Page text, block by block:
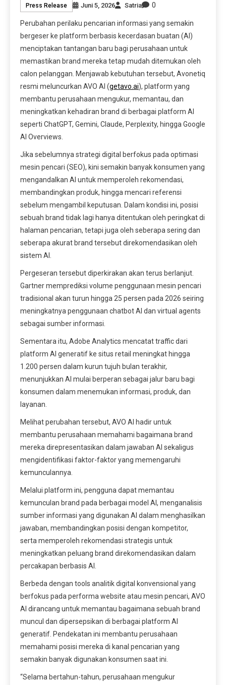
Press Release Juni 5, 2026 Satria 0
Perubahan perilaku pencarian informasi yang semakin
bergeser ke platform berbasis kecerdasan buatan (AI)
menciptakan tantangan baru bagi perusahaan untuk
memastikan brand mereka tetap mudah ditemukan oleh
calon pelanggan. Menjawab kebutuhan tersebut, Avonetiq
resmi meluncurkan AVO AI (getavo.ai), platform yang
membantu perusahaan mengukur, memantau, dan
meningkatkan kehadiran brand di berbagai platform AI
seperti ChatGPT, Gemini, Claude, Perplexity, hingga Google
AI Overviews.
Jika sebelumnya strategi digital berfokus pada optimasi
mesin pencari (SEO), kini semakin banyak konsumen yang
mengandalkan AI untuk memperoleh rekomendasi,
membandingkan produk, hingga mencari referensi
sebelum mengambil keputusan. Dalam kondisi ini, posisi
sebuah brand tidak lagi hanya ditentukan oleh peringkat di
halaman pencarian, tetapi juga oleh seberapa sering dan
seberapa akurat brand tersebut direkomendasikan oleh
sistem AI.
Pergeseran tersebut diperkirakan akan terus berlanjut.
Gartner memprediksi volume penggunaan mesin pencari
tradisional akan turun hingga 25 persen pada 2026 seiring
meningkatnya penggunaan chatbot AI dan virtual agents
sebagai sumber informasi.
Sementara itu, Adobe Analytics mencatat traffic dari
platform AI generatif ke situs retail meningkat hingga
1.200 persen dalam kurun tujuh bulan terakhir,
menunjukkan AI mulai berperan sebagai jalur baru bagi
konsumen dalam menemukan informasi, produk, dan
layanan.
Melihat perubahan tersebut, AVO AI hadir untuk
membantu perusahaan memahami bagaimana brand
mereka direpresentasikan dalam jawaban AI sekaligus
mengidentifikasi faktor-faktor yang memengaruhi
kemunculannya.
Melalui platform ini, pengguna dapat memantau
kemunculan brand pada berbagai model AI, menganalisis
sumber informasi yang digunakan AI dalam menghasilkan
jawaban, membandingkan posisi dengan kompetitor,
serta memperoleh rekomendasi strategis untuk
meningkatkan peluang brand direkomendasikan dalam
percakapan berbasis AI.
Berbeda dengan tools analitik digital konvensional yang
berfokus pada performa website atau mesin pencari, AVO
AI dirancang untuk memantau bagaimana sebuah brand
muncul dan dipersepsikan di berbagai platform AI
generatif. Pendekatan ini membantu perusahaan
memahami posisi mereka di kanal pencarian yang
semakin banyak digunakan konsumen saat ini.
“Selama bertahun-tahun, perusahaan mengukur